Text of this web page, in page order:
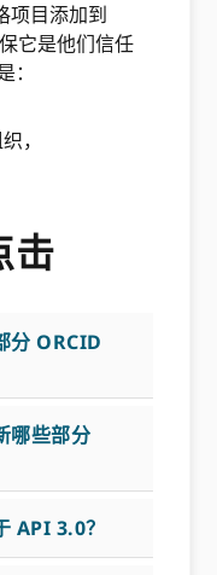
项目添加到
它是他们信任
，
击
分 ORCID
哪些部分
API 3.0？